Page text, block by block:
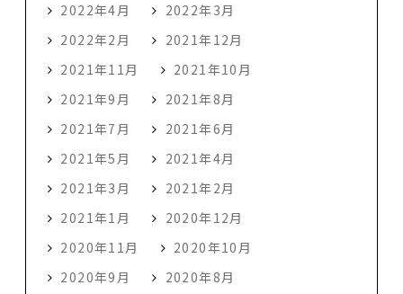
2022年4月
2022年3月
2022年2月
2021年12月
2021年11月
2021年10月
2021年9月
2021年8月
2021年7月
2021年6月
2021年5月
2021年4月
2021年3月
2021年2月
2021年1月
2020年12月
2020年11月
2020年10月
2020年9月
2020年8月